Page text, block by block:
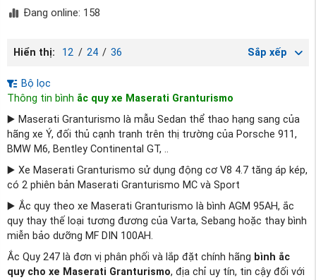
Đang online: 158
Hiển thị: 12 / 24 / 36 Sắp xếp
Bộ lọc
Thông tin bình ắc quy xe Maserati Granturismo
▶️ Maserati Granturismo là mẫu Sedan thể thao hạng sang của
hãng xe Ý, đối thủ cạnh tranh trên thị trường của Porsche 911,
BMW M6, Bentley Continental GT, ..
▶️ Xe Maserati Granturismo sử dụng động cơ V8 4.7 tăng áp kép,
có 2 phiên bản Maserati Granturismo MC và Sport
▶️ Ắc quy theo xe Maserati Granturismo là bình AGM 95AH, ắc
quy thay thế loại tương đương của Varta, Sebang hoặc thay bình
miễn bảo dưỡng MF DIN 100AH.
Ắc Quy 247 là đơn vị phân phối và lắp đặt chính hãng bình ắc
quy cho xe Maserati Granturismo, địa chỉ uy tín, tin cậy đối với